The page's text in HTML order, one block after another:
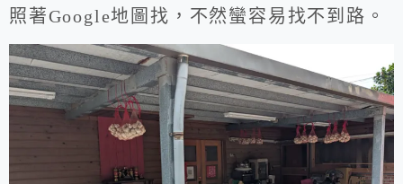
照著Google地圖找，不然蠻容易找不到路。